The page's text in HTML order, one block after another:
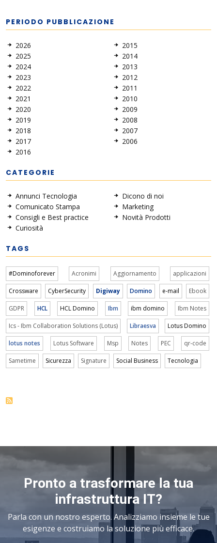
PERIODO PUBBLICAZIONE
2026
2025
2024
2023
2022
2021
2020
2019
2018
2017
2016
2015
2014
2013
2012
2011
2010
2009
2008
2007
2006
CATEGORIE
Annunci Tecnologia
Comunicato Stampa
Consigli e Best practice
Curiosità
Dicono di noi
Marketing
Novità Prodotti
TAGS
#Dominoforever Acronimi Aggiornamento applicazioni
Crossware CyberSecurity Digiway Domino e-mail Ebook
GDPR HCL HCL Domino Ibm ibm domino Ibm Notes
Ics - Ibm Collaboration Solutions (Lotus) Libraesva Lotus Domino
lotus notes Lotus Software Msp Notes PEC qr-code
Sametime Sicurezza Signature Social Business Tecnologia
Pronto a trasformare la tua
infrastruttura IT?
Parla con un nostro esperto. Analizziamo insieme le tue
esigenze e costruiamo la soluzione più efficace.